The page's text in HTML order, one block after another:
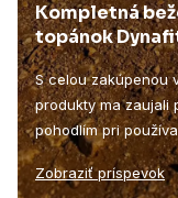
Kompletná
topánok
S celou zakúpenou
produkty ma zaujali
pohodlím pri
Zobraziť príspevok